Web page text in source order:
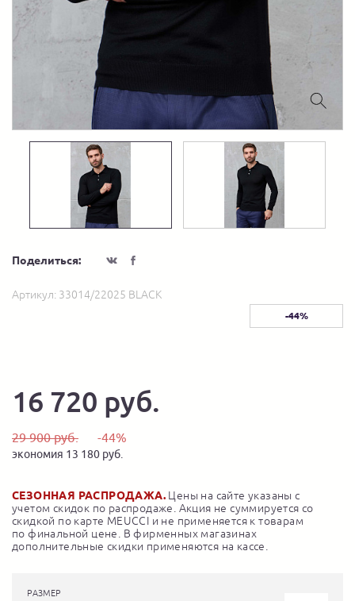
Поделиться:
Артикул: 33014/22025 BLACK
-44%
16 720 руб.
29 900 руб. -44%
экономия 13 180 руб.
СЕЗОННАЯ РАСПРОДАЖА. Цены на сайте указаны с
учетом скидок по распродаже. Акция не суммируется со
скидкой по карте MEUCCI и не применяется к товарам
по финальной цене. В фирменных магазинах
дополнительные скидки применяются на кассе.
РАЗМЕР